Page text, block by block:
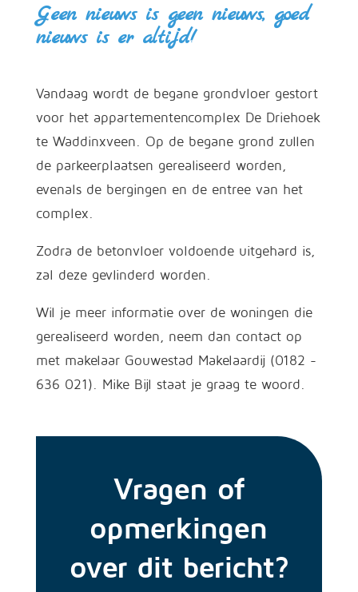
Geen nieuws is geen nieuws, goed
nieuws is er altijd!
Vandaag wordt de begane grondvloer gestort
voor het appartementencomplex De Driehoek
te Waddinxveen. Op de begane grond zullen
de parkeerplaatsen gerealiseerd worden,
evenals de bergingen en de entree van het
complex.
Zodra de betonvloer voldoende uitgehard is,
zal deze gevlinderd worden.
Wil je meer informatie over de woningen die
gerealiseerd worden, neem dan contact op
met makelaar Gouwestad Makelaardij (0182 -
636 021). Mike Bijl staat je graag te woord.
Vragen of
opmerkingen
over dit bericht?